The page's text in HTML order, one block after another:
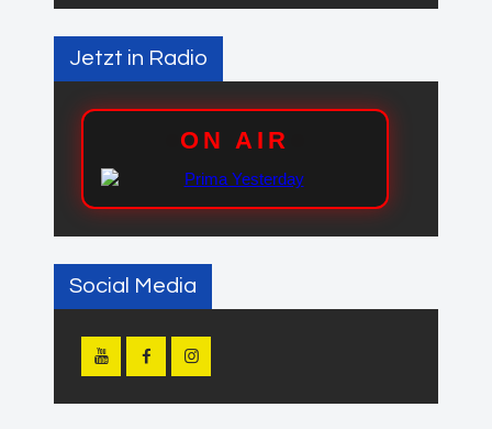
Jetzt in Radio
Social Media